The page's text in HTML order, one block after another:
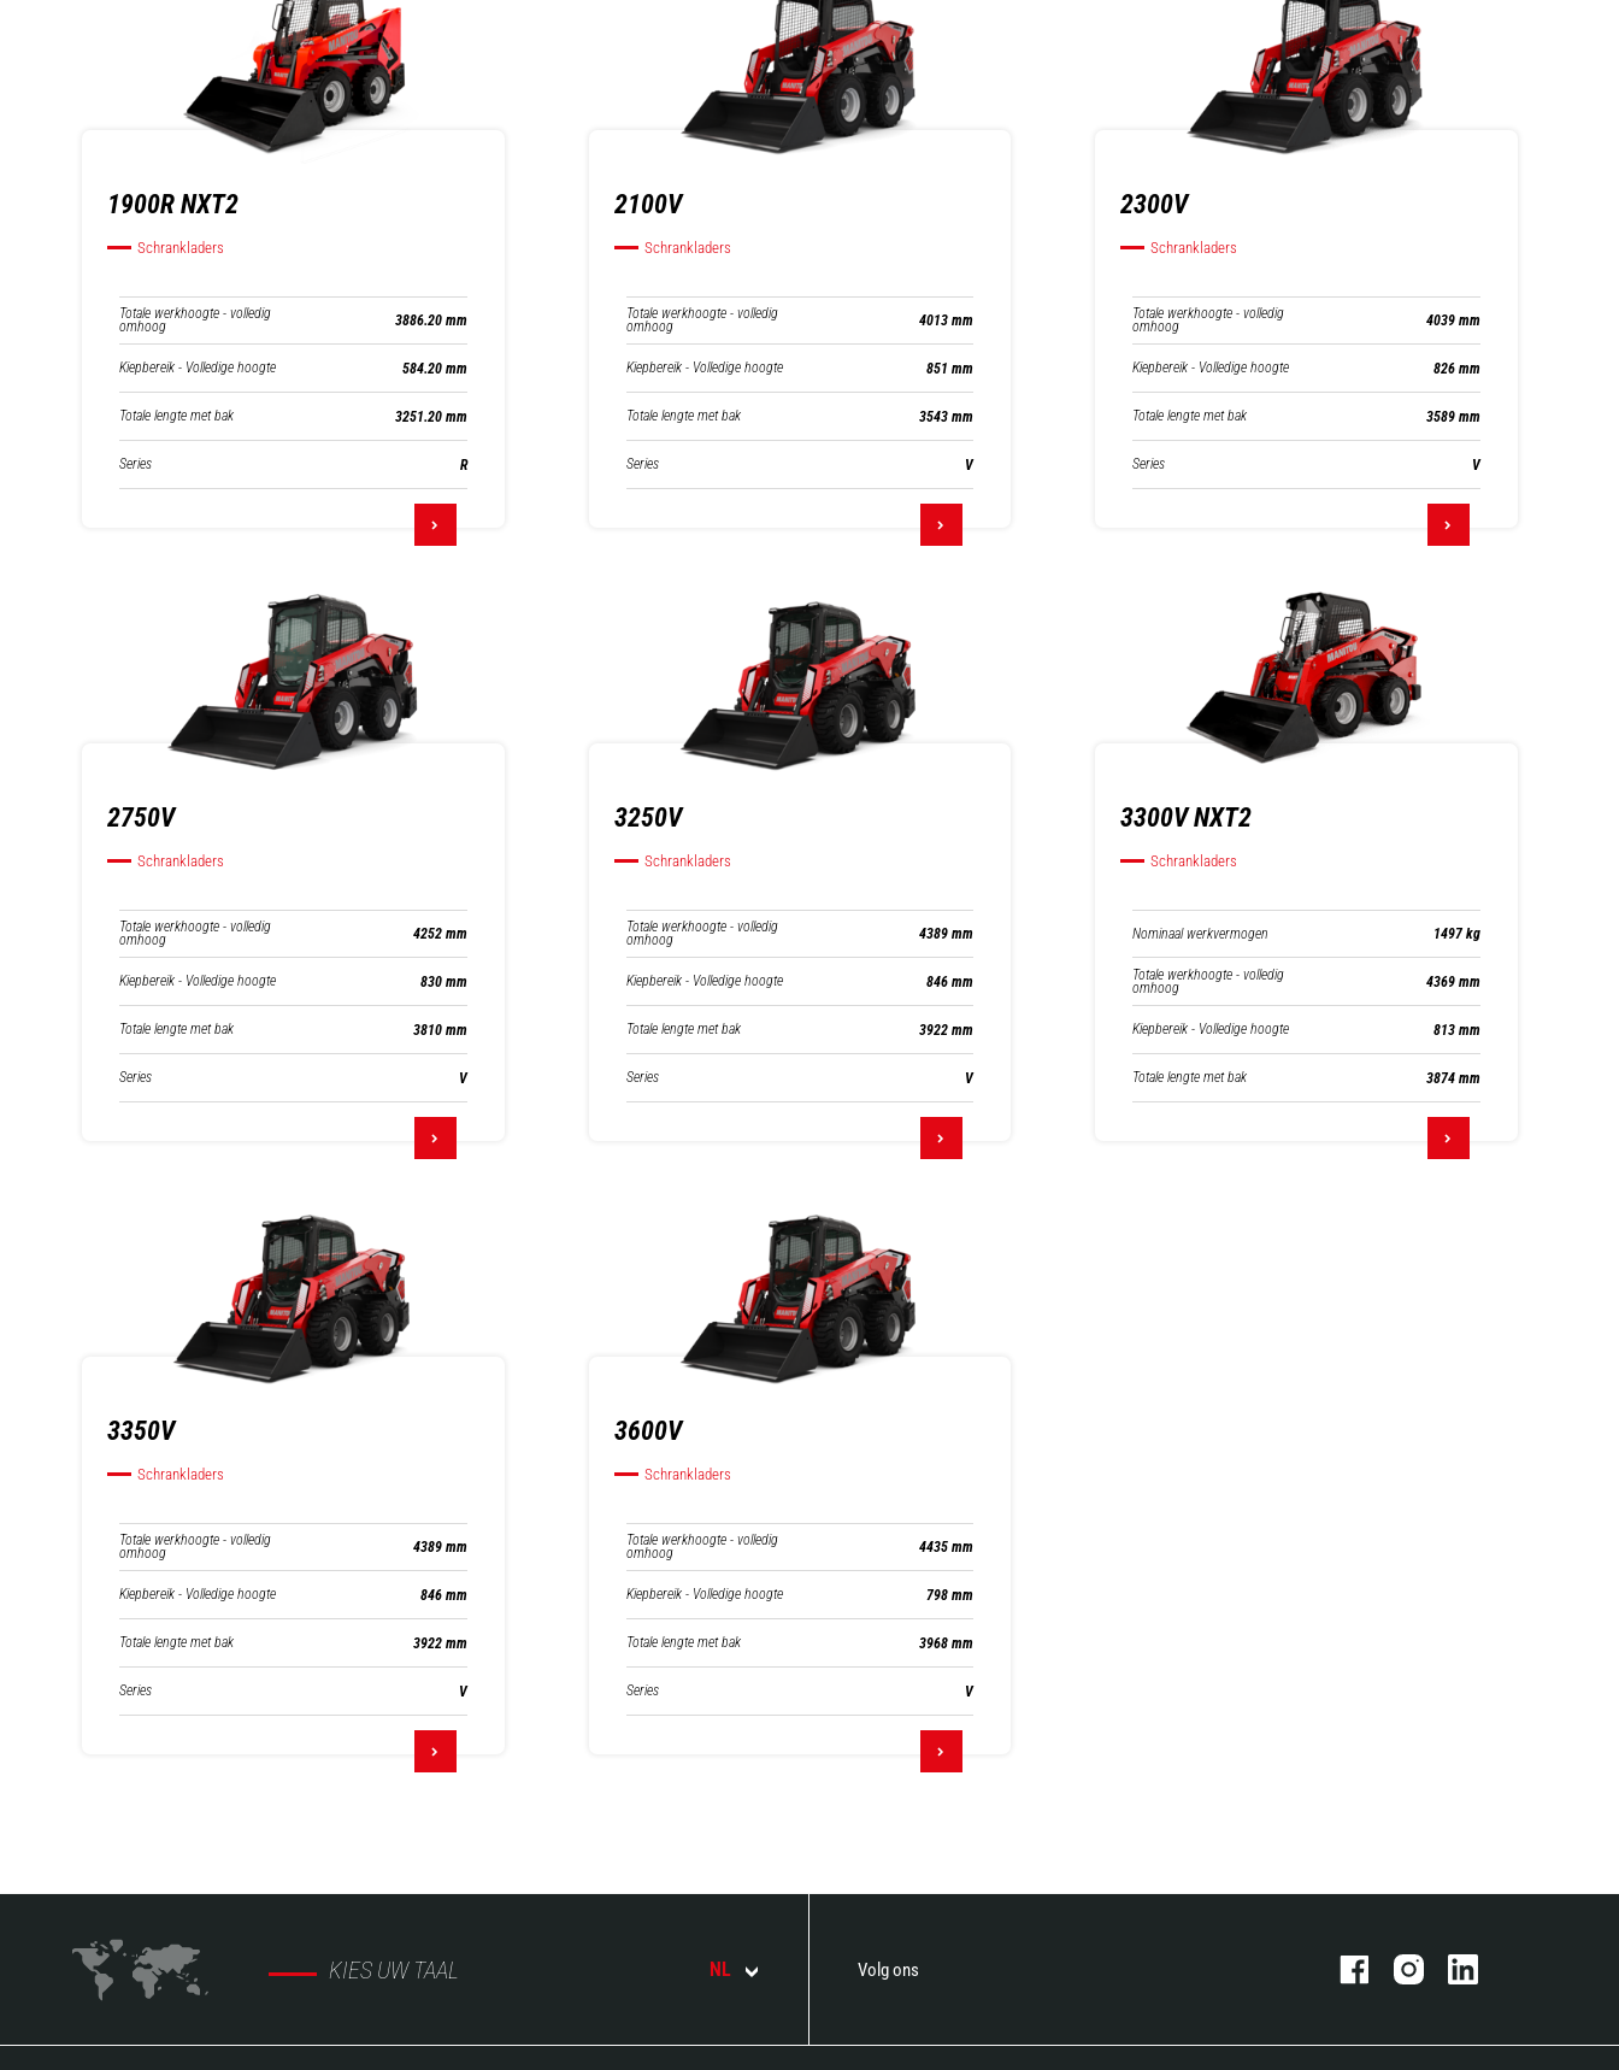
1900R NXT2
Schrankladers
Totale werkhoogte - volledig
omhoog 3886.20 mm
Kiepbereik - Volledige hoogte 584.20 mm
Totale lengte met bak 3251.20 mm
Series R
2100V
Schrankladers
Totale werkhoogte - volledig
omhoog 4013 mm
Kiepbereik - Volledige hoogte 851 mm
Totale lengte met bak 3543 mm
Series V
2300V
Schrankladers
Totale werkhoogte - volledig
omhoog 4039 mm
Kiepbereik - Volledige hoogte 826 mm
Totale lengte met bak 3589 mm
Series V
2750V
Schrankladers
Totale werkhoogte - volledig
omhoog 4252 mm
Kiepbereik - Volledige hoogte 830 mm
Totale lengte met bak 3810 mm
Series V
3250V
Schrankladers
Totale werkhoogte - volledig
omhoog 4389 mm
Kiepbereik - Volledige hoogte 846 mm
Totale lengte met bak 3922 mm
Series V
3300V NXT2
Schrankladers
Nominaal werkvermogen 1497 kg
Totale werkhoogte - volledig
omhoog 4369 mm
Kiepbereik - Volledige hoogte 813 mm
Totale lengte met bak 3874 mm
3350V
Schrankladers
Totale werkhoogte - volledig
omhoog 4389 mm
Kiepbereik - Volledige hoogte 846 mm
Totale lengte met bak 3922 mm
Series V
3600V
Schrankladers
Totale werkhoogte - volledig
omhoog 4435 mm
Kiepbereik - Volledige hoogte 798 mm
Totale lengte met bak 3968 mm
Series V
KIES UW TAAL NL Volg ons